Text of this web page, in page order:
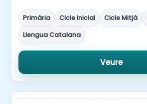
Primària Cicle Inicial Cicle Mitjà
Llengua Catalana
Veure